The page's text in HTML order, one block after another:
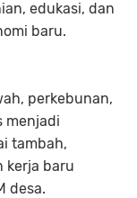
edukasi, dan
baru.
perkebunan,
menjadi
tambah,
kerja baru
desa.